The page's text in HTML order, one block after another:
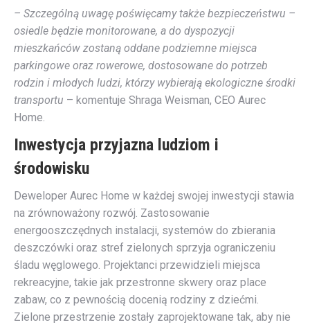
– Szczególną uwagę poświęcamy także bezpieczeństwu –
osiedle będzie monitorowane, a do dyspozycji
mieszkańców zostaną oddane podziemne miejsca
parkingowe oraz rowerowe, dostosowane do potrzeb
rodzin i młodych ludzi, którzy wybierają ekologiczne środki
transportu – komentuje Shraga Weisman, CEO Aurec
Home.
Inwestycja przyjazna ludziom i
środowisku
Deweloper Aurec Home w każdej swojej inwestycji stawia
na zrównoważony rozwój. Zastosowanie
energooszczędnych instalacji, systemów do zbierania
deszczówki oraz stref zielonych sprzyja ograniczeniu
śladu węglowego. Projektanci przewidzieli miejsca
rekreacyjne, takie jak przestronne skwery oraz place
zabaw, co z pewnością docenią rodziny z dziećmi.
Zielone przestrzenie zostały zaprojektowane tak, aby nie